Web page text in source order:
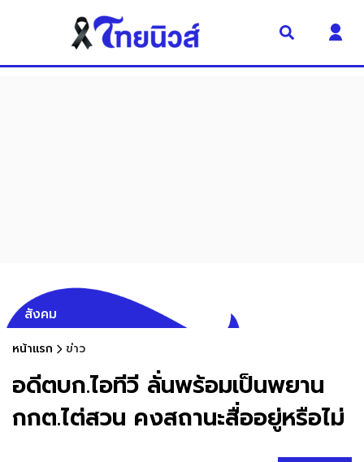
สังคม
หน้าแรก ข่าว
อดีตบก.ไอทีวี ลั่นพร้อมเป็นพยาน
กกต.ไต่สวน คงสถานะสื่ออยู่หรือไม่